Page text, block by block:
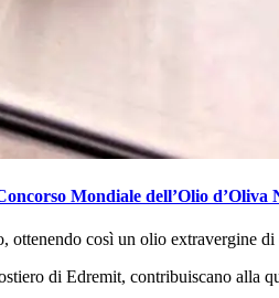
Mondiale dell’Olio
ottenendo così un olio extravergine di
di Edremit, contribuiscano alla